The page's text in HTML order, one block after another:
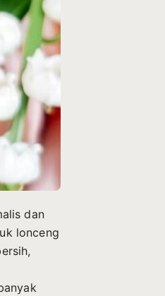
dan
lonceng